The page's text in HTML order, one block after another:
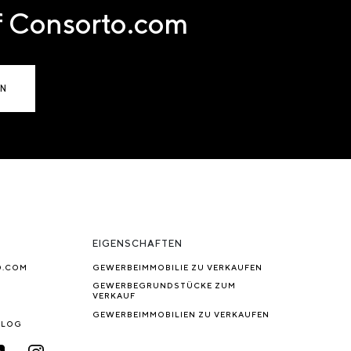
EIGENSCHAFTEN
GEWERBEIMMOBILIE ZU VERKAUFEN
GEWERBEGRUNDSTÜCKE ZUM
VERKAUF
GEWERBEIMMOBILIEN ZU VERKAUFEN